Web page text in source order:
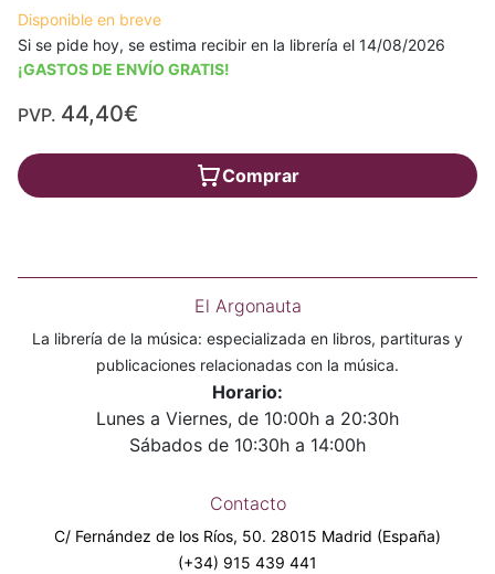
Disponible en breve
Si se pide hoy, se estima recibir en la librería el 14/08/2026
¡GASTOS DE ENVÍO GRATIS!
PVP. 44,40€
Comprar
El Argonauta
La librería de la música: especializada en libros, partituras y
publicaciones relacionadas con la música.
Horario:
Lunes a Viernes, de 10:00h a 20:30h
Sábados de 10:30h a 14:00h
Contacto
C/ Fernández de los Ríos, 50. 28015 Madrid (España)
(+34) 915 439 441